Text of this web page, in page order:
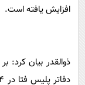
افزایش یافته است.
ذوالقدر بیان